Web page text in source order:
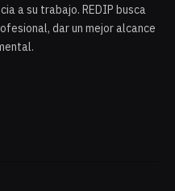
a su trabajo. REDIP busca
dar un mejor alcance